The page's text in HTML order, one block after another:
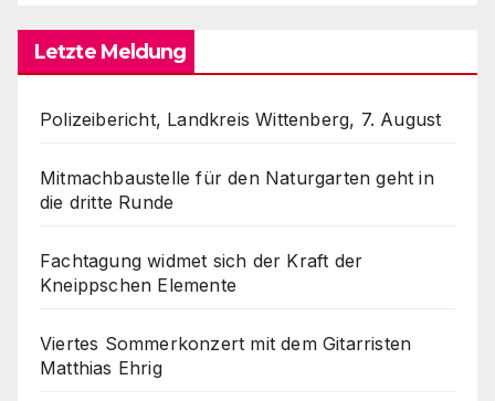
Letzte Meldung
Polizeibericht, Landkreis Wittenberg, 7. August
Mitmachbaustelle für den Naturgarten geht in
die dritte Runde
Fachtagung widmet sich der Kraft der
Kneippschen Elemente
Viertes Sommerkonzert mit dem Gitarristen
Matthias Ehrig